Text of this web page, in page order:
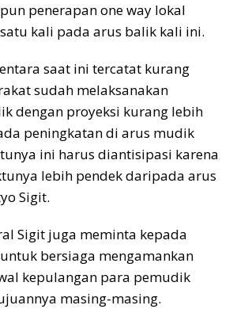
penerapan one way lokal
kali pada arus balik kali ini.
saat ini tercatat kurang
sudah melaksanakan
dengan proyeksi kurang lebih
peningkatan di arus mudik
ini harus diantisipasi karena
lebih pendek daripada arus
Sigit.
Sigit juga meminta kepada
bersiaga mengamankan
kepulangan para pemudik
masing-masing.